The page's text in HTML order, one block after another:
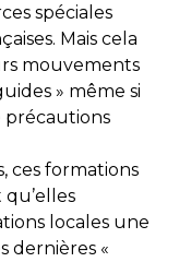
spéciales
Mais cela
mouvements
» même si
précautions
ces formations
locales une
dernières «